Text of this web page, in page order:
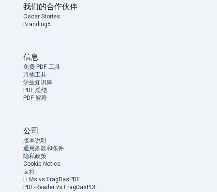
我们的合作伙伴
Oscar Stories
Branding5
信息
免费 PDF 工具
其他工具
学生知识库
PDF 总结
PDF 解释
公司
版本说明
通用条款和条件
隐私政策
Cookie Notice
支持
LLMs vs FragDasPDF
PDF-Reader vs FragDasPDF